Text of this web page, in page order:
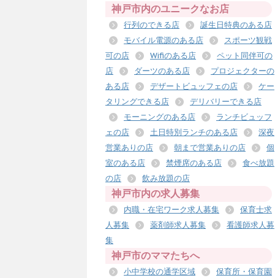
神戸市内のユニークなお店
行列のできる店
誕生日特典のある店
モバイル電源のある店
スポーツ観戦
可の店
Wifiのある店
ペット同伴可の
店
ダーツのある店
プロジェクターの
ある店
デザートビュッフェの店
ケー
タリングできる店
デリバリーできる店
モーニングのある店
ランチビュッフ
ェの店
土日特別ランチのある店
深夜
営業ありの店
朝まで営業ありの店
個
室のある店
禁煙席のある店
食べ放題
の店
飲み放題の店
神戸市内の求人募集
内職・在宅ワーク求人募集
保育士求
人募集
薬剤師求人募集
看護師求人募
集
神戸市のママたちへ
小中学校の通学区域
保育所・保育園